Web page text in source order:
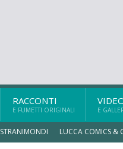
RACCONTI
E FUMETTI ORIGINALI E
STRANIMONDI LUCCA COMICS &